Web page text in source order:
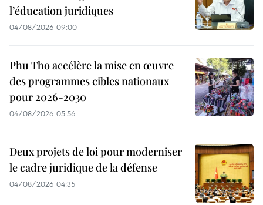
l’éducation juridiques
04/08/2026 09:00
Phu Tho accélère la mise en œuvre
des programmes cibles nationaux
pour 2026-2030
04/08/2026 05:56
Deux projets de loi pour moderniser
le cadre juridique de la défense
04/08/2026 04:35